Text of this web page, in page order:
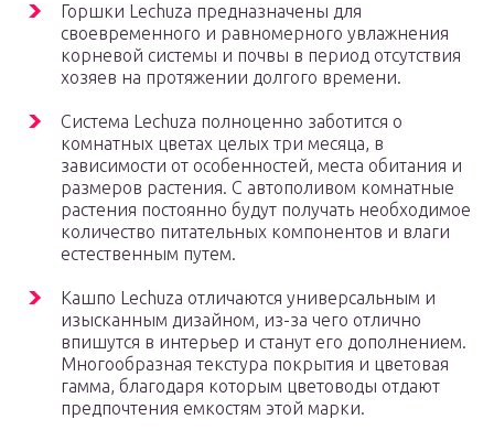
Горшки Lechuza предназначены для
своевременного и равномерного увлажнения
корневой системы и почвы в период отсутствия
хозяев на протяжении долгого времени.
Система Lechuza полноценно заботится о
комнатных цветах целых три месяца, в
зависимости от особенностей, места обитания и
размеров растения. С автополивом комнатные
растения постоянно будут получать необходимое
количество питательных компонентов и влаги
естественным путем.
Кашпо Lechuza отличаются универсальным и
изысканным дизайном, из-за чего отлично
впишутся в интерьер и станут его дополнением.
Многообразная текстура покрытия и цветовая
гамма, благодаря которым цветоводы отдают
предпочтения емкостям этой марки.